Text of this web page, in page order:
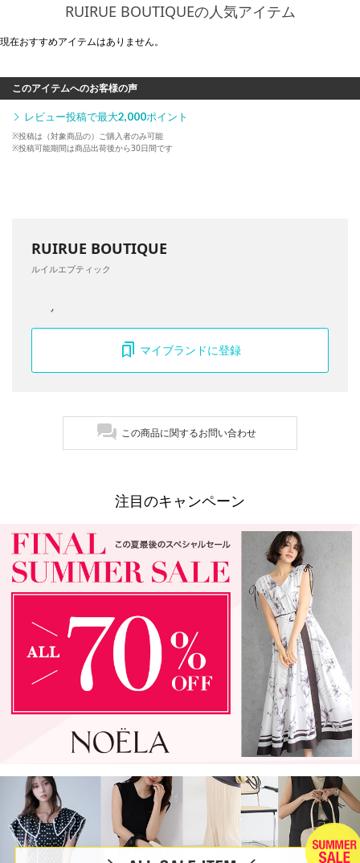
RUIRUE BOUTIQUEの人気アイテム
現在おすすめアイテムはありません。
このアイテムへのお客様の声
レビュー投稿で最大2,000ポイント
※投稿は（対象商品の）ご購入者のみ可能
※投稿可能期間は商品出荷後から30日間です
RUIRUE BOUTIQUE
ルイルエブティック
マイブランドに登録
この商品に関するお問い合わせ
注目のキャンペーン